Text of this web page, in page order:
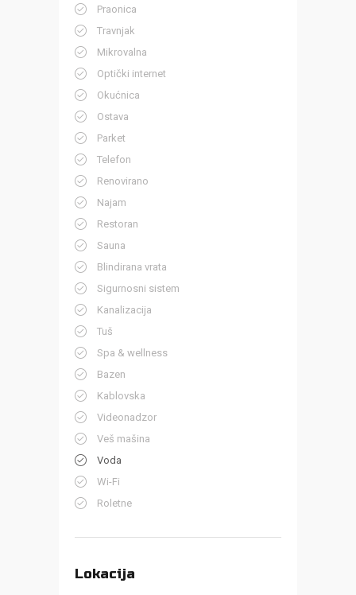
Praonica
Travnjak
Mikrovalna
Optički internet
Okućnica
Ostava
Parket
Telefon
Renovirano
Najam
Restoran
Sauna
Blindirana vrata
Sigurnosni sistem
Kanalizacija
Tuš
Spa & wellness
Bazen
Kablovska
Videonadzor
Veš mašina
Voda
Wi-Fi
Roletne
Lokacija